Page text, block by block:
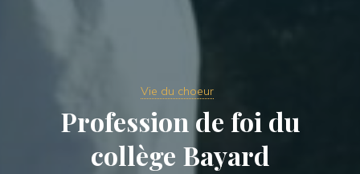
Vie du choeur
Profession de foi du
collège Bayard